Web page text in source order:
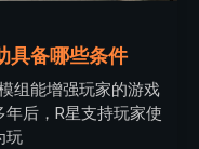
具备哪些条件
组能增强玩家的游戏
后，R星支持玩家使
玩